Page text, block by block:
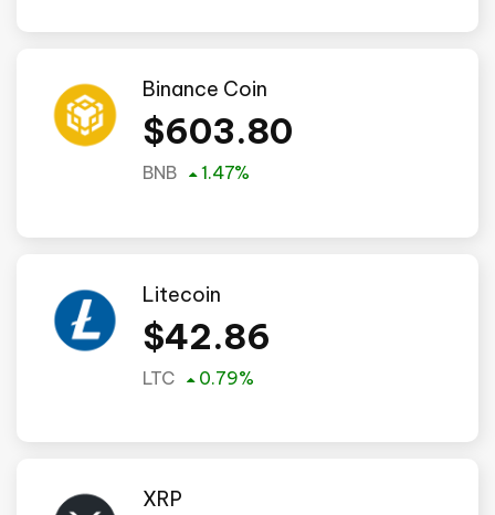
Binance Coin
$603.80
BNB 1.47%
Litecoin
$42.86
LTC 0.79%
XRP